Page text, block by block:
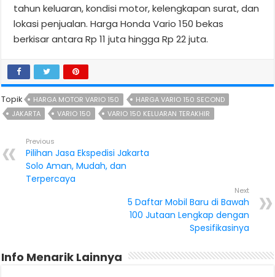
tahun keluaran, kondisi motor, kelengkapan surat, dan
lokasi penjualan. Harga Honda Vario 150 bekas
berkisar antara Rp 11 juta hingga Rp 22 juta.
Topik HARGA MOTOR VARIO 150
HARGA VARIO 150 SECOND
JAKARTA
VARIO 150 VARIO 150 KELUARAN TERAKHIR
Previous
Pilihan Jasa Ekspedisi Jakarta
Solo Aman, Mudah, dan
Terpercaya
Next
5 Daftar Mobil Baru di Bawah
100 Jutaan Lengkap dengan
Spesifikasinya
Info Menarik Lainnya